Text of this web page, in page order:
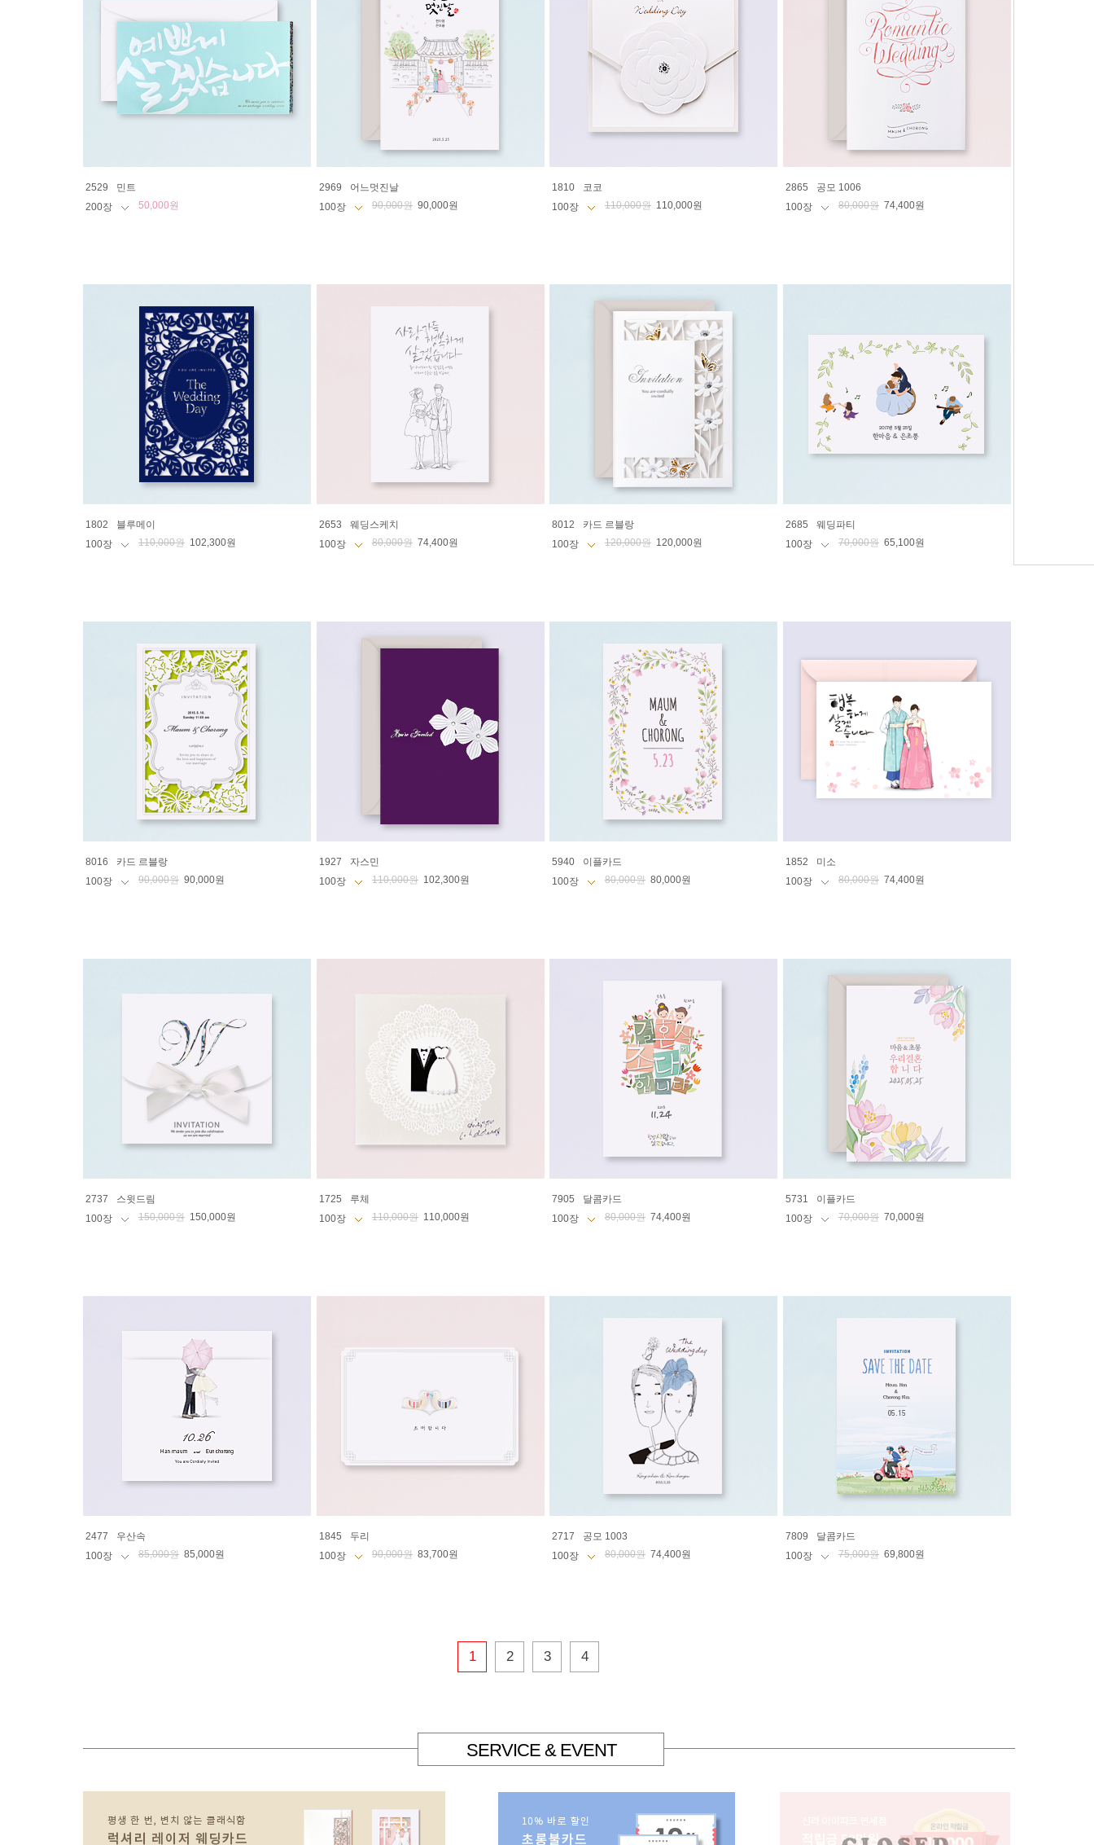
2529
민트
50,000원
2969
어느멋진날
90,000원 90,000원
1810
코코
110,000원 110,000원
2865
공모 1006
80,000원 74,400원
1802
블루메이
110,000원 102,300원
2653
웨딩스케치
80,000원 74,400원
8012
카드 르블랑
120,000원 120,000원
2685
웨딩파티
70,000원 65,100원
8016
카드 르블랑
90,000원 90,000원
1927
자스민
110,000원 102,300원
5940
이플카드
80,000원 80,000원
1852
미소
80,000원 74,400원
2737
스윗드림
150,000원 150,000원
1725
루체
110,000원 110,000원
7905
달콤카드
80,000원 74,400원
5731
이플카드
70,000원 70,000원
2477
우산속
85,000원 85,000원
1845
두리
90,000원 83,700원
2717
공모 1003
80,000원 74,400원
7809
달콤카드
75,000원 69,800원
1 2 3 4
SERVICE & EVENT